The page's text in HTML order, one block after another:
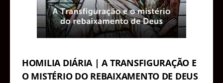
HOMILIA DIÁRIA | A TRANSFIGURAÇÃO E
O MISTÉRIO DO REBAIXAMENTO DE DEUS